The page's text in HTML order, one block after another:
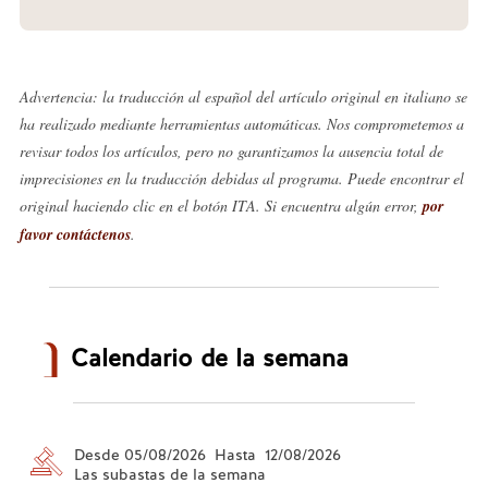
Advertencia: la traducción al español del artículo original en italiano se
ha realizado mediante herramientas automáticas. Nos comprometemos a
revisar todos los artículos, pero no garantizamos la ausencia total de
imprecisiones en la traducción debidas al programa. Puede encontrar el
original haciendo clic en el botón ITA. Si encuentra algún error, por
favor contáctenos.
Calendario de la semana
Desde 05/08/2026 Hasta 12/08/2026
Las subastas de la semana